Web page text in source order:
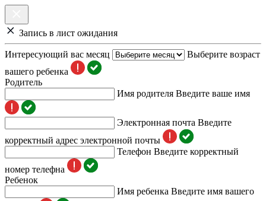
Запись в лист ожидания
Интересующий вас месяц
Выберите возраст
вашего ребенка
Родитель
Имя родителя Введите ваше имя
Электронная почта Введите
корректный адрес электронной почты
Телефон Введите корректный
номер телефна
Ребенок
Имя ребенка Введите имя вашего